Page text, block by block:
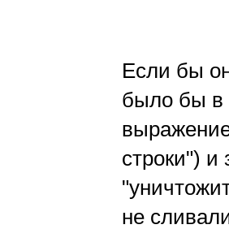
Если бы
было бы в
строки") и
не